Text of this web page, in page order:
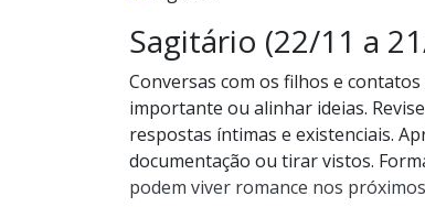
Sagitário (22/11 a
Conversas com os filhos e
importante ou alinhar ideias.
respostas íntimas e existenciais.
documentação ou tirar vistos.
podem viver romance nos